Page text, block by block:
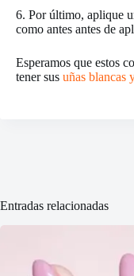
6. Por último, aplique
como antes antes de
Esperamos que estos
tener sus uñas blancas
Entradas relacionadas